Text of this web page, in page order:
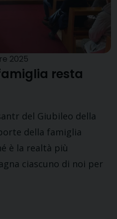
2025
resta
del Giubileo della
della famiglia
è la realtà più
ciascuno di noi per